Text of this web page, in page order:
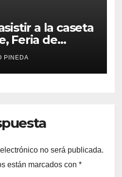
a la caseta
Feria de
PINEDA
no será publicada.
están marcados con *